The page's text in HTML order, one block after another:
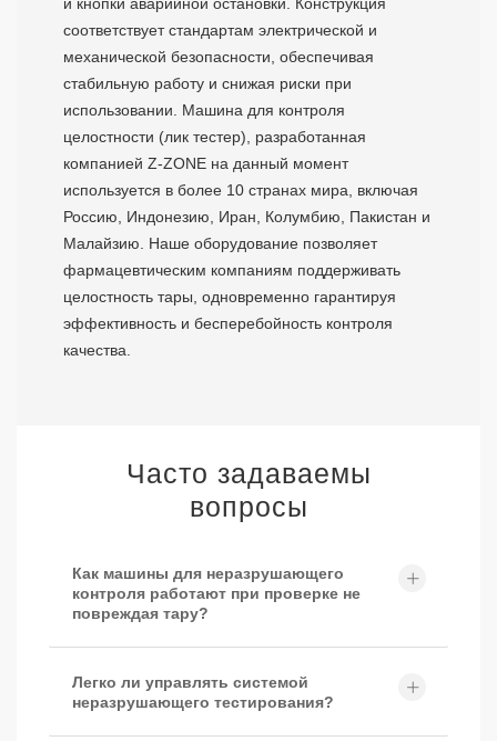
и кнопки аварийной остановки. Конструкция
соответствует стандартам электрической и
механической безопасности, обеспечивая
стабильную работу и снижая риски при
использовании. Машина для контроля
целостности (лик тестер), разработанная
компанией Z-ZONE на данный момент
используется в более 10 странах мира, включая
Россию, Индонезию, Иран, Колумбию, Пакистан и
Малайзию. Наше оборудование позволяет
фармацевтическим компаниям поддерживать
целостность тары, одновременно гарантируя
эффективность и бесперебойность контроля
качества.
Часто задаваемы
вопросы
Как машины для неразрушающего
контроля работают при проверке не
повреждая тару?
Легко ли управлять системой
неразрушающего тестирования?